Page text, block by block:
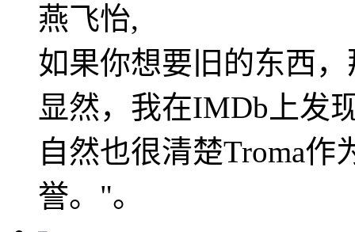
燕飞怡,
如果你想要旧的东西
显然，我在IMDb上发
自然也很清楚Troma
誉。"。